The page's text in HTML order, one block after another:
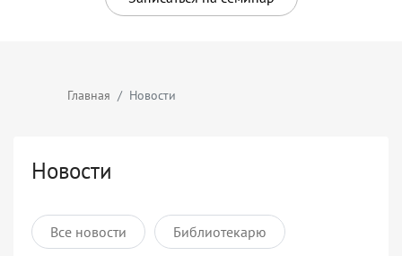
Главная Новости
Новости
Все новости Библиотекарю